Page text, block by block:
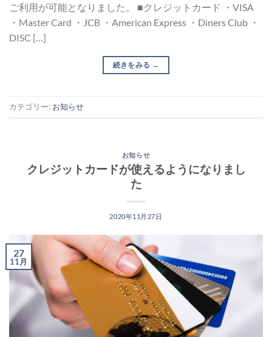
ご利用が可能となりました。 ■クレジットカード ・VISA
・Master Card ・JCB ・American Express ・Diners Club ・
DISC […]
続きをみる →
カテゴリー: お知らせ
お知らせ
クレジットカードが使えるようになりまし
た
2020年11月27日
27
11月